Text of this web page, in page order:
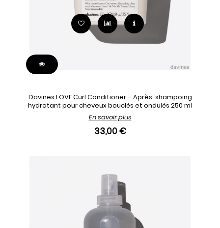
Davines LOVE Curl Conditioner – Après-shampoing
hydratant pour cheveux bouclés et ondulés 250 ml
En savoir plus
33,00 €